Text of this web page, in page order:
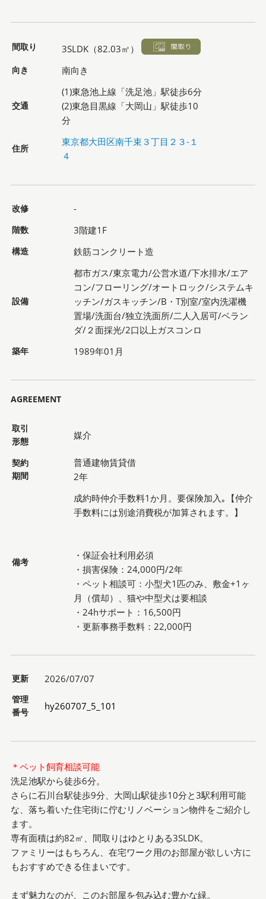
間取り 3SLDK（82.03㎡）
向き 南向き
交通
(1)東急池上線「洗足池」駅徒歩6分
(2)東急目黒線「大岡山」駅徒歩10
分
住所
東京都大田区南千束３丁目２３-１
４
改修 -
階数 3階建1F
構造 鉄筋コンクリート造
設備
都市ガス/東京電力/公営水道/下水排水/エア
コン/フローリング/オートロック/システムキ
ッチン/ガスキッチン/B・T別室/室内洗濯機
置場/洗面台/独立洗面所/二人入居可/ベラン
ダ/２面採光/2口以上ガスコンロ
築年 1989年01月
AGREEMENT
取引
形態
媒介
契約
期間
普通建物賃貸借
2年
備考
成約時仲介手数料1か月。要保険加入｡【仲介
手数料には別途消費税が加算されます。】
・保証会社利用必須
・損害保険：24,000円/2年
・ペット相談可：小型犬1匹のみ、敷金+1ヶ
月（償却）、猫や中型犬は要相談
・24hサポート：16,500円
・更新事務手数料：22,000円
更新 2026/07/07
管理
番号
hy260707_5_101
＊ペット飼育相談可能
洗足池駅から徒歩6分。
さらに石川台駅徒歩9分、大岡山駅徒歩10分と3駅利用可能
な、落ち着いた住宅街に佇むリノベーション物件をご紹介し
ます。
専有面積は約82㎡、間取りはゆとりある3SLDK。
ファミリーはもちろん、在宅ワーク用のお部屋が欲しい方に
もおすすめできる住まいです。
まず魅力なのが、このお部屋を包み込む豊かな緑。